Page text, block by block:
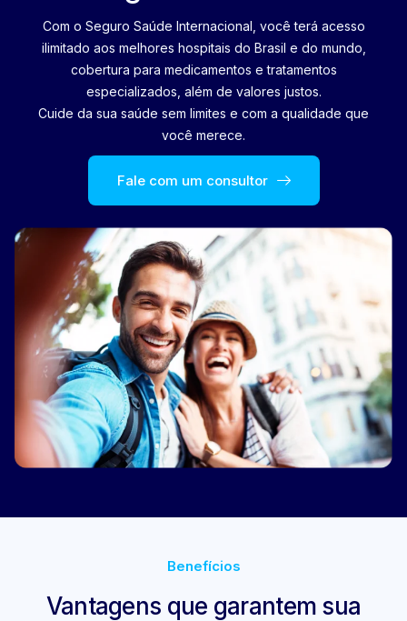
Com o Seguro Saúde Internacional, você terá acesso
ilimitado aos melhores hospitais do Brasil e do mundo,
cobertura para medicamentos e tratamentos
especializados, além de valores justos.
Cuide da sua saúde sem limites e com a qualidade que
você merece.
Fale com um consultor
Benefícios
Vantagens que garantem sua